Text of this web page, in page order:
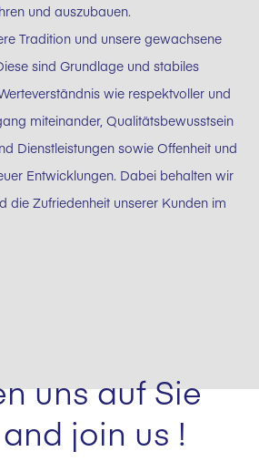
und auszubauen.
Tradition und unsere gewachsene
sind Grundlage und stabiles
wie respektvoller und
miteinander, Qualitätsbewusstsein
Dienstleistungen sowie Offenheit und
Entwicklungen. Dabei behalten wir
die Zufriedenheit unserer Kunden im
uns auf Sie
join us !